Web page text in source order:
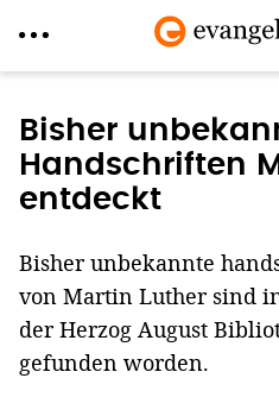
zum
Inhalt
Bisher
Handschriften
entdeckt
Bisher unbekannte
von Martin Luther sind
der Herzog August
gefunden worden.